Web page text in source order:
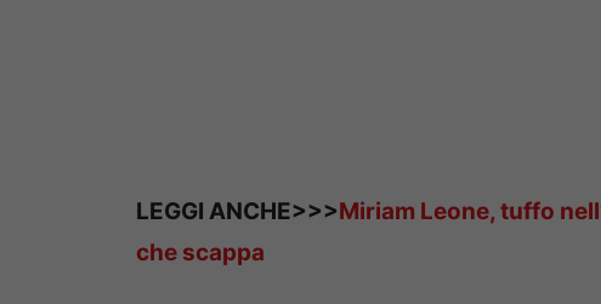
LEGGI ANCHE>>>Miriam Leone, tuffo
che scappa